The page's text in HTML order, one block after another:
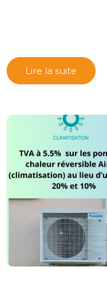
Lire la suite